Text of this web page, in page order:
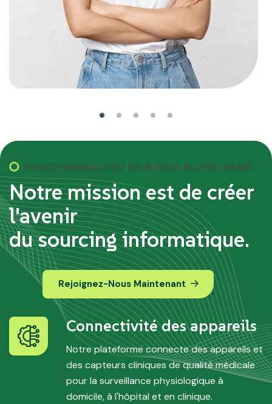
FONCTIONNALITÉS DE NOTRE PLATEFORME
Notre mission est de créer
l'avenir
du sourcing informatique.
Rejoignez-Nous Maintenant
Connectivité des appareils
Notre plateforme connecte des appareils et
des capteurs cliniques de qualité médicale
pour la surveillance physiologique à
domicile, à l'hôpital et en clinique.